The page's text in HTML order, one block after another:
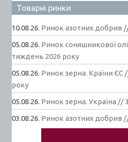
Товарні ринки
10.08.26. Ринок азотних добрив
05.08.26. Ринок соняшникової
тиждень 2026 року
05.08.26. Ринок зерна. Країни ЄС
року
05.08.26. Ринок зерна. Україна //
03.08.26. Ринок азотних добрив